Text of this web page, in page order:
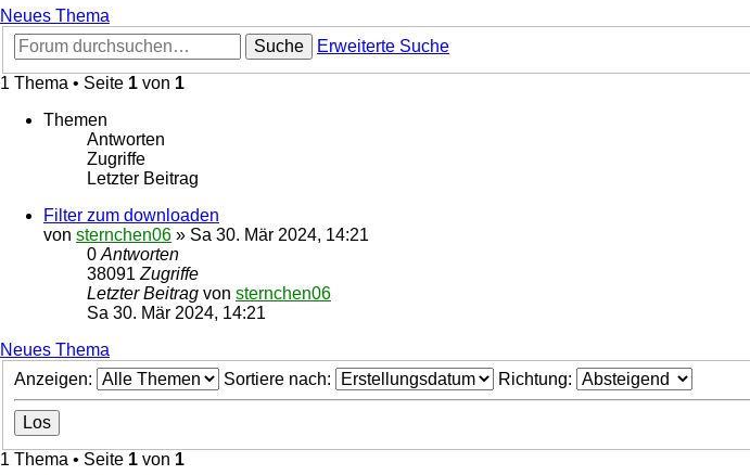
Neues Thema
Suche
Erweiterte Suche
1 Thema • Seite 1 von 1
Themen
Antworten
Zugriffe
Letzter Beitrag
Filter zum downloaden
von sternchen06 » Sa 30. Mär 2024, 14:21
0 Antworten
38091 Zugriffe
Letzter Beitrag von sternchen06
Sa 30. Mär 2024, 14:21
Neues Thema
Anzeigen:
Sortiere nach: Richtung:
1 Thema • Seite 1 von 1